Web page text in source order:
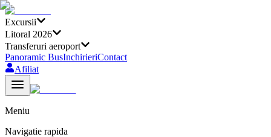
Excursii
Litoral 2026
Transferuri aeroport
Panoramic BusInchirieriContact
Afiliat
Meniu
Navigatie rapida